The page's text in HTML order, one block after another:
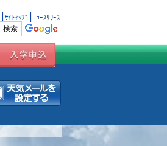
ｻｲﾄﾏｯﾌﾟ ﾆｭｰｽﾘﾘｰｽ